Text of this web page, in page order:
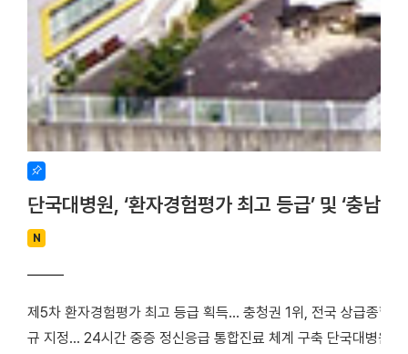
단국대병원, ‘환자경험평가 최고 등급’ 및 ‘충남
N
제5차 환자경험평가 최고 등급 획득… 충청권 1위, 전국 상급종합
규 지정… 24시간 중증 정신응급 통합진료 체계 구축 단국대병원(